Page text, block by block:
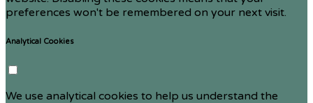
preferences won't be remembered on your next visit.
Analytical Cookies
We use analytical cookies to help us understand the